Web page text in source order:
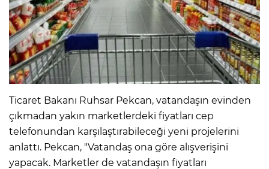
Ticaret Bakanı Ruhsar Pekcan, vatandaşın evinden
çıkmadan yakın marketlerdeki fiyatları cep
telefonundan karşılaştırabileceği yeni projelerini
anlattı. Pekcan, "Vatandaş ona göre alışverişini
yapacak. Marketler de vatandaşın fiyatları